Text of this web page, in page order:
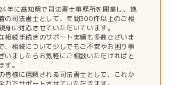
年に高知県で司法書士事務所を開業し、地
の司法書士として、年間300件以上のご相
身に対応させていただいています。
相続手続きのサポート実績も多数ございま
、相続について少しでもご不安やお困り事
いましたらお気軽にご相談いただければと
す。
皆様に信頼される司法書士として、これか